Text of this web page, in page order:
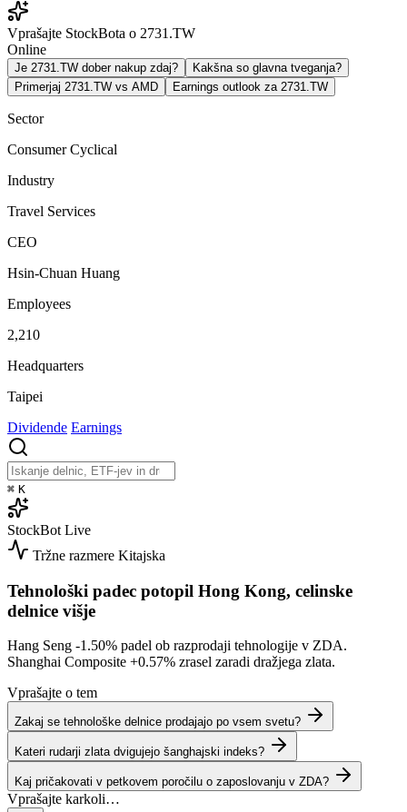
Vprašajte StockBota o 2731.TW
Online
Je 2731.TW dober nakup zdaj?
Kakšna so glavna tveganja?
Primerjaj 2731.TW vs AMD
Earnings outlook za 2731.TW
Sector
Consumer Cyclical
Industry
Travel Services
CEO
Hsin-Chuan Huang
Employees
2,210
Headquarters
Taipei
Dividende Earnings
⌘ K
StockBot Live
Tržne razmere Kitajska
Tehnološki padec potopil Hong Kong, celinske
delnice višje
Hang Seng -1.50% padel ob razprodaji tehnologije v ZDA.
Shanghai Composite +0.57% zrasel zaradi dražjega zlata.
Vprašajte o tem
Zakaj se tehnološke delnice prodajajo po vsem svetu?
Kateri rudarji zlata dvigujejo šanghajski indeks?
Kaj pričakovati v petkovem poročilu o zaposlovanju v ZDA?